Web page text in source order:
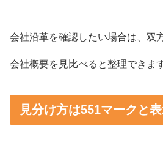
会社沿革を確認したい場合は、双
会社概要を見比べると整理できます
見分け方は551マークと